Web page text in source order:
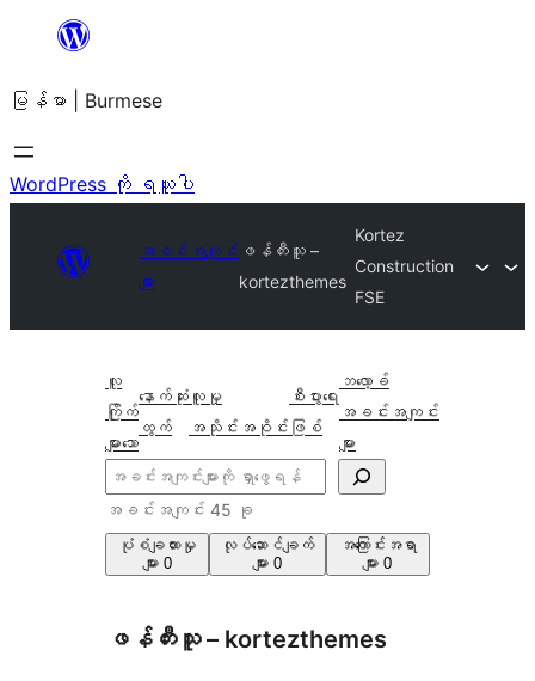
အကြောင်းအရာ
ကျော်သွား
ရန်
မြန်မာ | Burmese
WordPress ကို ရယူပါ
အခင်းအကျင်း
များ
ဖန်တီးသူ –
kortezthemes
Kortez
Construction
FSE
လူ
ကြိုက်
များသော
နောက်ဆုံး
ထွက်
လူမှု
အသိုင်းအဝိုင်း
စီးပွားရေး
ဖြစ်
ဘလော့ခ်
အခင်းအကျင်း
များ
ရှာ
ပါ
အခင်းအကျင်း 45 ခု
ပုံစံချထားမှု
များ 0
လုပ်ဆောင်ချက်
များ 0
အကြောင်းအရာ
များ0
ဖန်တီးသူ – kortezthemes